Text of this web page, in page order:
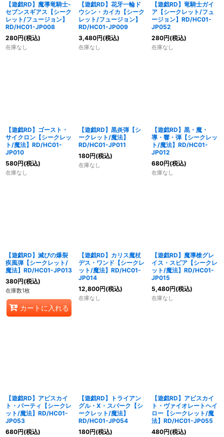
【遊戯RD】魔導竜騎士-
セブンスギアス【シーク
レット/フュージョン】
RD/HC01-JP008
280円(税込)
在庫なし
【遊戯RD】花牙一輪ド
ウシン・カイカ【シーク
レット/フュージョン】
RD/HC01-JP009
3,480円(税込)
在庫なし
【遊戯RD】竜騎士ガイ
ア【シークレット/フュ
ージョン】RD/HC01-
JP052
280円(税込)
在庫なし
【遊戯RD】ゴースト・
サイクロン【シークレッ
ト/魔法】RD/HC01-
JP010
580円(税込)
在庫なし
【遊戯RD】黒炎弾【シ
ークレット/魔法】
RD/HC01-JP011
180円(税込)
在庫なし
【遊戯RD】黒・魔・
導・響・弾【シークレッ
ト/魔法】RD/HC01-
JP012
680円(税込)
在庫なし
【遊戯RD】滅びの爆裂
疾風弾【シークレット/
魔法】RD/HC01-JP013
380円(税込)
在庫数1枚
カートに入れる
【遊戯RD】カリス魔杖
デス・ワンド【シークレ
ット/魔法】RD/HC01-
JP014
12,800円(税込)
在庫なし
【遊戯RD】魔導槍グレ
イス・スピア【シークレ
ット/魔法】RD/HC01-
JP015
5,480円(税込)
在庫なし
【遊戯RD】アビスカイ
ト・パーティ【シークレ
ット/魔法】RD/HC01-
JP053
680円(税込)
【遊戯RD】トライアン
グル・X・スパーク【シ
ークレット/魔法】
RD/HC01-JP054
180円(税込)
【遊戯RD】アビスカイ
ト・ヴァイオレートヘイ
ロー【シークレット/魔
法】RD/HC01-JP055
480円(税込)